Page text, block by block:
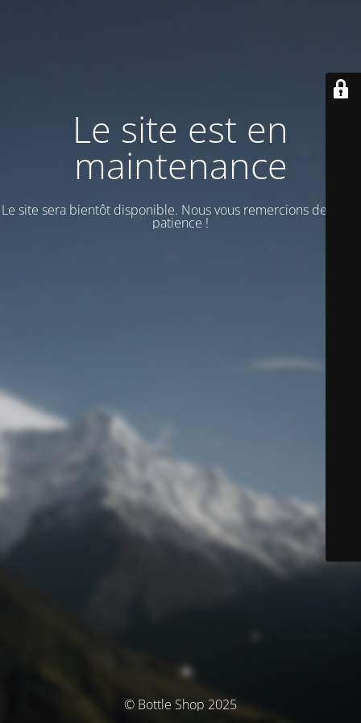
Le site est en
maintenance
Le site sera bientôt disponible. Nous vous remercions de votre
patience !
© Bottle Shop 2025